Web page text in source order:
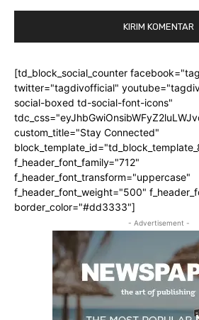
[td_block_social_counter
twitter="tagdivofficial"
social-boxed td-social-font-icons"
custom_title="Stay Connected"
f_header_font_family="712"
f_header_font_transform="uppercase"
f_header_font_weight="500"
border_color="#dd3333"]
- Advertisement -